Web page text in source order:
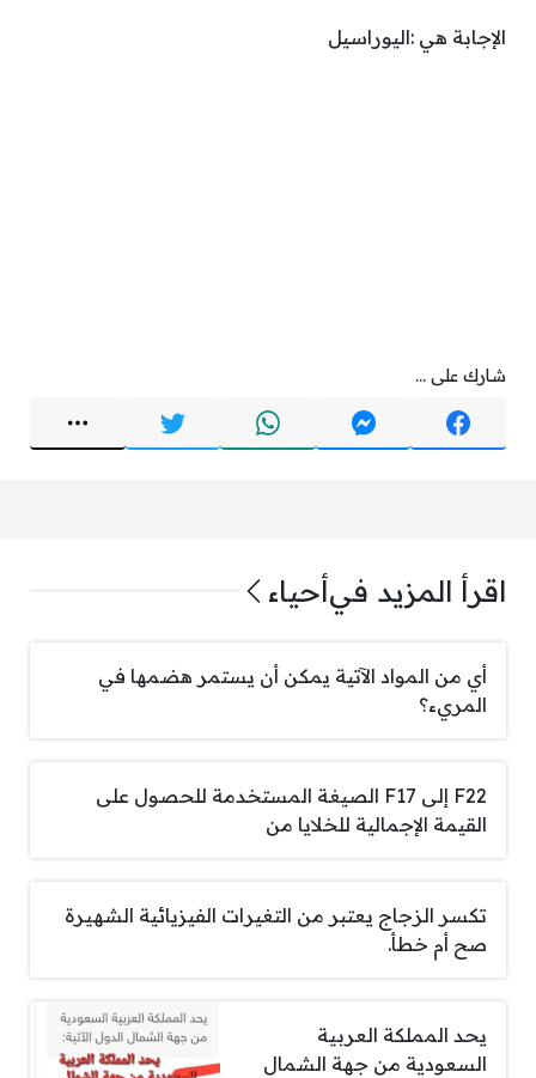
الإجابة هي :اليوراسيل
شارك على ...
اقرأ المزيد فيأحياء
أي من المواد الآتية يمكن أن يستمر هضمها في
المريء؟
F22 إلى F17 الصيغة المستخدمة للحصول على
القيمة الإجمالية للخلايا من
تكسر الزجاج يعتبر من التغيرات الفيزيائية الشهيرة
صح أم خطأ.
يحد المملكة العربية
السعودية من جهة الشمال